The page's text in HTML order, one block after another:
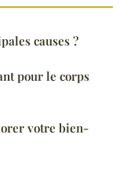
causes ?
pour le corps
votre bien-